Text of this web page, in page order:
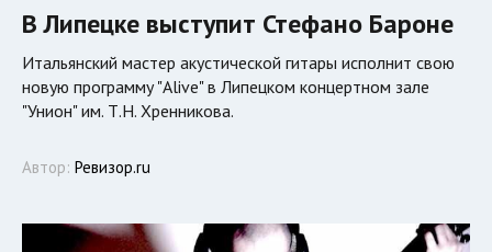
В Липецке выступит Стефано Бароне
Итальянский мастер акустической гитары исполнит свою
новую программу "Alive" в Липецком концертном зале
"Унион" им. Т.Н. Хренникова.
Автор: Ревизор.ru